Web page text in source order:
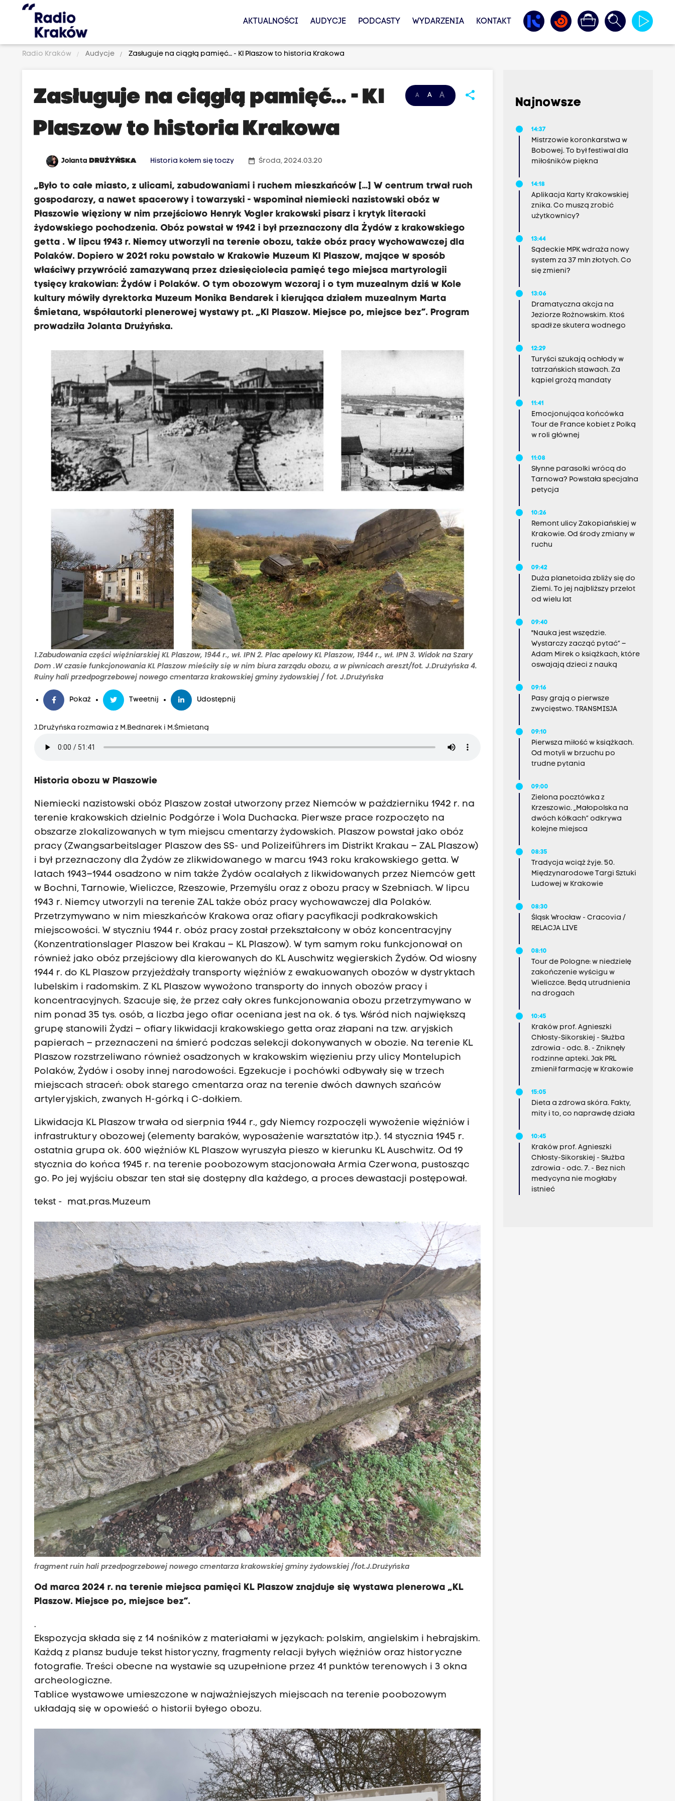
AKTUALNOŚCI AUDYCJE PODCASTY WYDARZENIA KONTAKT
Radio Kraków Audycje Zasługuje na ciągłą pamięć… - Kl Plaszow to historia Krakowa
A A A share
Zasługuje na ciągłą pamięć… - Kl
Plaszow to historia Krakowa
JolantaDRUŻYŃSKA Historia kołem się toczy date_range Środa, 2024.03.20
„Było to całe miasto, z ulicami, zabudowaniami i ruchem mieszkańców […] W centrum trwał ruch
gospodarczy, a nawet spacerowy i towarzyski - wspominał niemiecki nazistowski obóz w
Płaszowie więziony w nim przejściowo Henryk Vogler krakowski pisarz i krytyk literacki
żydowskiego pochodzenia. Obóz powstał w 1942 i był przeznaczony dla Żydów z krakowskiego
getta . W lipcu 1943 r. Niemcy utworzyli na terenie obozu, także obóz pracy wychowawczej dla
Polaków. Dopiero w 2021 roku powstało w Krakowie Muzeum Kl Plaszow, mające w sposób
właściwy przywrócić zamazywaną przez dziesięciolecia pamięć tego miejsca martyrologii
tysięcy krakowian: Żydów i Polaków. O tym obozowym wczoraj i o tym muzealnym dziś w Kole
kultury mówiły dyrektorka Muzeum Monika Bendarek i kierująca działem muzealnym Marta
Śmietana, współautorki plenerowej wystawy pt. „Kl Plaszow. Miejsce po, miejsce bez”. Program
prowadziła Jolanta Drużyńska.
1.Zabudowania części więźniarskiej KL Plaszow, 1944 r., wł. IPN 2. Plac apelowy KL Plaszow, 1944 r., wł. IPN 3. Widok na Szary
Dom .W czasie funkcjonowania KL Plaszow mieściły się w nim biura zarządu obozu, a w piwnicach areszt/fot. J.Drużyńska 4.
Ruiny hali przedpogrzebowej nowego cmentarza krakowskiej gminy żydowskiej / fot. J.Drużyńska
Pokaż Tweetnij Udostępnij
J.Drużyńska rozmawia z M.Bednarek i M.Śmietaną
Historia obozu w Plaszowie
Niemiecki nazistowski obóz Plaszow został utworzony przez Niemców w październiku 1942 r. na
terenie krakowskich dzielnic Podgórze i Wola Duchacka. Pierwsze prace rozpoczęto na
obszarze zlokalizowanych w tym miejscu cmentarzy żydowskich. Plaszow powstał jako obóz
pracy (Zwangsarbeitslager Plaszow des SS- und Polizeiführers im Distrikt Krakau – ZAL Plaszow)
i był przeznaczony dla Żydów ze zlikwidowanego w marcu 1943 roku krakowskiego getta. W
latach 1943–1944 osadzono w nim także Żydów ocalałych z likwidowanych przez Niemców gett
w Bochni, Tarnowie, Wieliczce, Rzeszowie, Przemyślu oraz z obozu pracy w Szebniach. W lipcu
1943 r. Niemcy utworzyli na terenie ZAL także obóz pracy wychowawczej dla Polaków.
Przetrzymywano w nim mieszkańców Krakowa oraz ofiary pacyfikacji podkrakowskich
miejscowości. W styczniu 1944 r. obóz pracy został przekształcony w obóz koncentracyjny
(Konzentrationslager Plaszow bei Krakau – KL Plaszow). W tym samym roku funkcjonował on
również jako obóz przejściowy dla kierowanych do KL Auschwitz węgierskich Żydów. Od wiosny
1944 r. do KL Plaszow przyjeżdżały transporty więźniów z ewakuowanych obozów w dystryktach
lubelskim i radomskim. Z KL Plaszow wywożono transporty do innych obozów pracy i
koncentracyjnych. Szacuje się, że przez cały okres funkcjonowania obozu przetrzymywano w
nim ponad 35 tys. osób, a liczba jego ofiar oceniana jest na ok. 6 tys. Wśród nich największą
grupę stanowili Żydzi – ofiary likwidacji krakowskiego getta oraz złapani na tzw. aryjskich
papierach – przeznaczeni na śmierć podczas selekcji dokonywanych w obozie. Na terenie KL
Plaszow rozstrzeliwano również osadzonych w krakowskim więzieniu przy ulicy Montelupich
Polaków, Żydów i osoby innej narodowości. Egzekucje i pochówki odbywały się w trzech
miejscach straceń: obok starego cmentarza oraz na terenie dwóch dawnych szańców
artyleryjskich, zwanych H-górką i C-dołkiem.
Likwidacja KL Plaszow trwała od sierpnia 1944 r., gdy Niemcy rozpoczęli wywożenie więźniów i
infrastruktury obozowej (elementy baraków, wyposażenie warsztatów itp.). 14 stycznia 1945 r.
ostatnia grupa ok. 600 więźniów KL Plaszow wyruszyła pieszo w kierunku KL Auschwitz. Od 19
stycznia do końca 1945 r. na terenie poobozowym stacjonowała Armia Czerwona, pustosząc
go. Po jej wyjściu obszar ten stał się dostępny dla każdego, a proces dewastacji postępował.
tekst - mat.pras. Muzeum
fragment ruin hali przedpogrzebowej nowego cmentarza krakowskiej gminy żydowskiej /fot.J.Drużyńska
Od marca 2024 r. na terenie miejsca pamięci KL Plaszow znajduje się wystawa plenerowa „KL
Plaszow. Miejsce po, miejsce bez”.
.
Ekspozycja składa się z 14 nośników z materiałami w językach: polskim, angielskim i hebrajskim.
Każdą z plansz buduje tekst historyczny, fragmenty relacji byłych więźniów oraz historyczne
fotografie. Treści obecne na wystawie są uzupełnione przez 41 punktów terenowych i 3 okna
archeologiczne.
Tablice wystawowe umieszczone w najważniejszych miejscach na terenie poobozowym
układają się w opowieść o historii byłego obozu.
Najnowsze
14:37
Mistrzowie koronkarstwa w
Bobowej. To był festiwal dla
miłośników piękna
14:18
Aplikacja Karty Krakowskiej
znika. Co muszą zrobić
użytkownicy?
13:44
Sądeckie MPK wdraża nowy
system za 37 mln złotych. Co
się zmieni?
13:06
Dramatyczna akcja na
Jeziorze Rożnowskim. Ktoś
spadł ze skutera wodnego
12:29
Turyści szukają ochłody w
tatrzańskich stawach. Za
kąpiel grożą mandaty
11:41
Emocjonująca końcówka
Tour de France kobiet z Polką
w roli głównej
11:08
Słynne parasolki wrócą do
Tarnowa? Powstała specjalna
petycja
10:26
Remont ulicy Zakopiańskiej w
Krakowie. Od środy zmiany w
ruchu
09:42
Duża planetoida zbliży się do
Ziemi. To jej najbliższy przelot
od wielu lat
09:40
"Nauka jest wszędzie.
Wystarczy zacząć pytać” –
Adam Mirek o książkach, które
oswajają dzieci z nauką
09:16
Pasy grają o pierwsze
zwycięstwo. TRANSMISJA
09:10
Pierwsza miłość w książkach.
Od motyli w brzuchu po
trudne pytania
09:00
Zielona pocztówka z
Krzeszowic. „Małopolska na
dwóch kółkach” odkrywa
kolejne miejsca
08:35
Tradycja wciąż żyje. 50.
Międzynarodowe Targi Sztuki
Ludowej w Krakowie
08:30
Śląsk Wrocław - Cracovia /
RELACJA LIVE
08:10
Tour de Pologne: w niedzielę
zakończenie wyścigu w
Wieliczce. Będą utrudnienia
na drogach
10:45
Kraków prof. Agnieszki
Chłosty-Sikorskiej - Służba
zdrowia - odc. 8. - Zniknęły
rodzinne apteki. Jak PRL
zmienił farmację w Krakowie
15:05
Dieta a zdrowa skóra. Fakty,
mity i to, co naprawdę działa
10:45
Kraków prof. Agnieszki
Chłosty-Sikorskiej - Służba
zdrowia - odc. 7. - Bez nich
medycyna nie mogłaby
istnieć